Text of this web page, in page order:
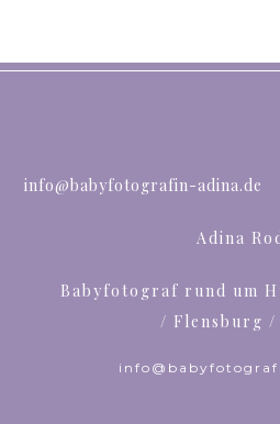
info@babyfotografin-adina.de
Adina
Babyfotograf rund um
/ Flensburg /